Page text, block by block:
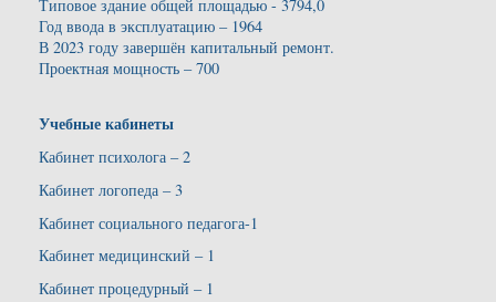
Типовое здание общей площадью - 3794,0
Год ввода в эксплуатацию – 1964
В 2023 году завершён капитальный ремонт.
Проектная мощность – 700
Учебные кабинеты
Кабинет психолога – 2
Кабинет логопеда – 3
Кабинет социального педагога-1
Кабинет медицинский – 1
Кабинет процедурный – 1